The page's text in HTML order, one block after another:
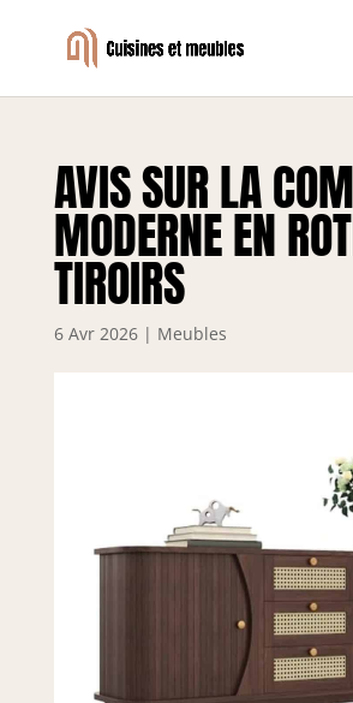
AVIS SUR LA
MODERNE EN
TIROIRS
6 Avr 2026| Meubles